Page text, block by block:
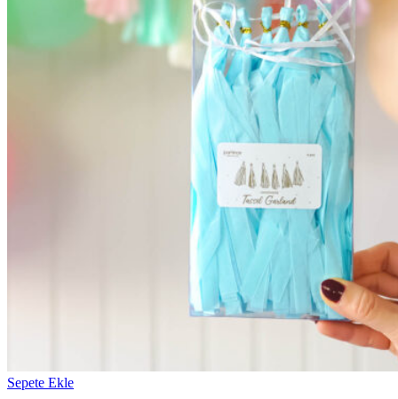
Sepete Ekle